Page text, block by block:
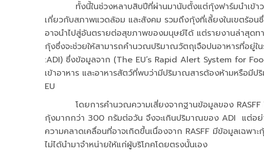
ทั้งนี้ในช่วงหลาบสิบปีที่ผ่านมานับตั้งแต่กุ้งฟาร์มนำเข้าวาง
เกี่ยวกับสภาพแวดล้อม และสังคม รวมถึงกุ้งที่เลี้ยงในเขตร้อน
อาจนำไปสู่อันตรายต่อสุขภาพของมนุษย์ได้ แต่รายงานล่าสุดทา
กุ้งซึ่งจะช่วยให้สามารถคำนวณปริมาณวัตถุเจือปนอาหารที่อ
:ADI) ซึ่งข้อมูลจาก (The EU’s Rapid Alert System for
เข้าอาหาร และอาหารสัตว์ที่พบว่ามีปริมาณสารต้องห้ามหรือมี
EU
โดยการคำนวณความเสี่ยงจากฐานข้อมูลของ RASFF ใ
กุ้งมากกว่า 300 กรัมต่อวัน จึงจะเกินปริมาณของ ADI แต่อย่
ความคลาดเคลื่อนที่อาจเกิดขึ้นเนื่องจาก RASFF มีข้อมูลเฉพ
ไม่ได้นำมาจำหน่ายให้แก่ผู้บริโภคโดยตรงนั้นเอง